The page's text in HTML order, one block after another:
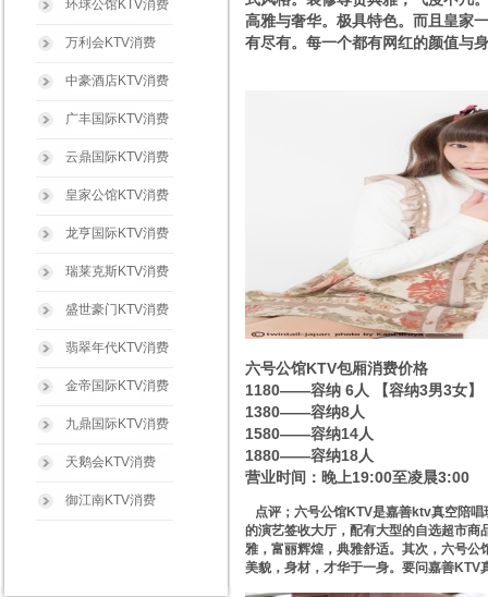
环球公馆KTV消费
万利会KTV消费
中豪酒店KTV消费
广丰国际KTV消费
云鼎国际KTV消费
皇家公馆KTV消费
龙亨国际KTV消费
瑞莱克斯KTV消费
盛世豪门KTV消费
翡翠年代KTV消费
金帝国际KTV消费
九鼎国际KTV消费
天鹅会KTV消费
御江南KTV消费
高雅与奢华。极具特色。而且皇家
有尽有。每一个都有网红的颜值与
六号公馆KTV包厢消费价格
1180——容纳 6人 【容纳3男3女】
1380——容纳8人
1580——容纳14人
1880——容纳18人
营业时间：晚上19:00至凌晨3:00
点评；六号公馆KTV是嘉善ktv真空陪唱
的演艺签收大厅，配有大型的自选超市
雅，富丽辉煌，典雅舒适。其次，六号
美貌，身材，才华于一身。要问嘉善KTV